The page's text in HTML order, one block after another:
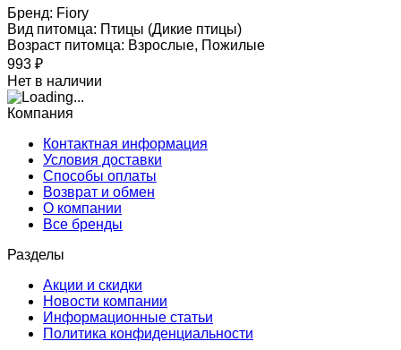
Бренд: Fiory
Вид питомца: Птицы (Дикие птицы)
Возраст питомца: Взрослые, Пожилые
993 ₽
Нет в наличии
Компания
Контактная информация
Условия доставки
Способы оплаты
Возврат и обмен
О компании
Все бренды
Разделы
Акции и скидки
Новости компании
Информационные статьи
Политика конфиденциальности